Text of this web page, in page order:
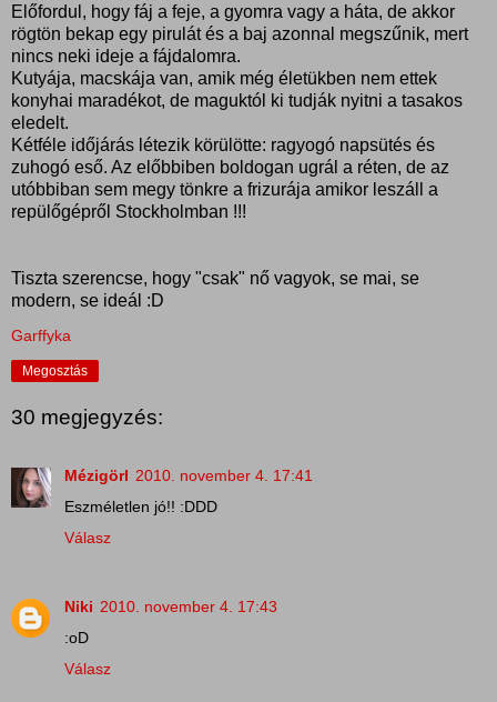
Előfordul, hogy fáj a feje, a gyomra vagy a háta, de akkor
rögtön bekap egy pirulát és a baj azonnal megszűnik, mert
nincs neki ideje a fájdalomra.
Kutyája, macskája van, amik még életükben nem ettek
konyhai maradékot, de maguktól ki tudják nyitni a tasakos
eledelt.
Kétféle időjárás létezik körülötte: ragyogó napsütés és
zuhogó eső. Az előbbiben boldogan ugrál a réten, de az
utóbbiban sem megy tönkre a frizurája amikor leszáll a
repülőgépről Stockholmban !!!
Tiszta szerencse, hogy "csak" nő vagyok, se mai, se
modern, se ideál :D
Garffyka
Megosztás
30 megjegyzés:
Mézigörl 2010. november 4. 17:41
Eszméletlen jó!! :DDD
Válasz
Niki 2010. november 4. 17:43
:oD
Válasz